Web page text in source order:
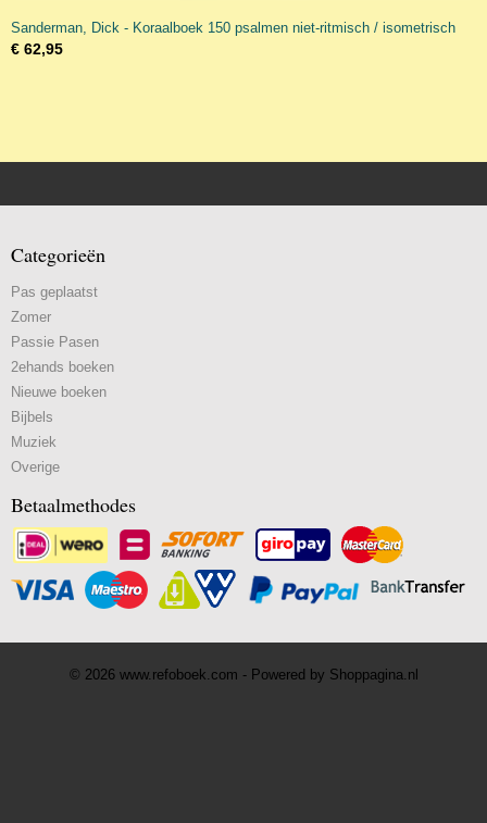
Sanderman, Dick - Koraalboek 150 psalmen niet-ritmisch / isometrisch
€ 62,95
Categorieën
Pas geplaatst
Zomer
Passie Pasen
2ehands boeken
Nieuwe boeken
Bijbels
Muziek
Overige
Betaalmethodes
© 2026 www.refoboek.com - Powered by Shoppagina.nl